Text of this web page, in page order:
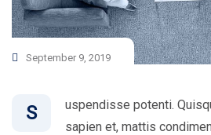
September 9, 2019
S
uspendisse potenti.
sapien et, mattis